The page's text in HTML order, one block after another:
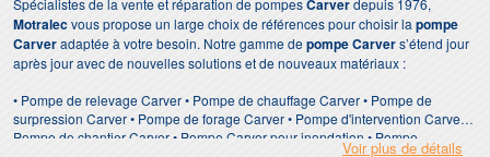
Spécialistes de la vente et réparation de pompesCarverdepuis 1976,
Motralecvous propose un large choix de références pour choisir la pompe
Carveradaptée à votre besoin. Notre gamme depompe Carvers’étend jour
après jour avec de nouvelles solutions et de nouveaux matériaux :
• Pompe de relevage Carver • Pompe de chauffage Carver • Pompe de
surpression Carver • Pompe de forage Carver • Pompe d'intervention Carver •
Pompe de chantier Carver • Pompe Carver pour inondation • Pompe
Voir plus de détails